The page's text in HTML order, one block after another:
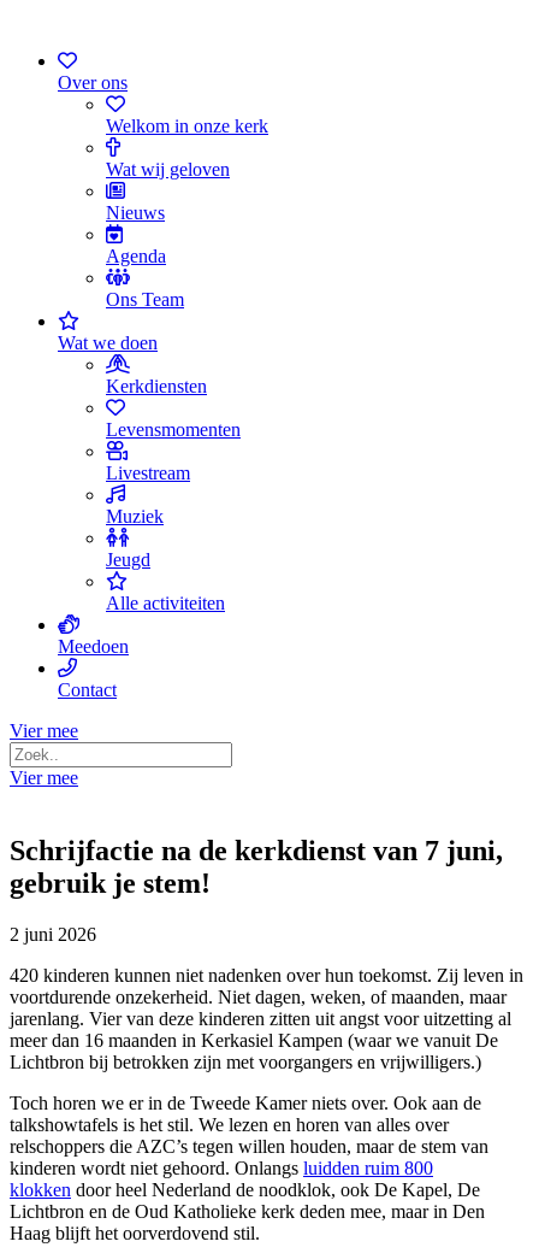
Over ons
Welkom in onze kerk
Wat wij geloven
Nieuws
Agenda
Ons Team
Wat we doen
Kerkdiensten
Levensmomenten
Livestream
Muziek
Jeugd
Alle activiteiten
Meedoen
Contact
Vier mee
Vier mee
Schrijfactie na de kerkdienst van 7 juni,
gebruik je stem!
2 juni 2026
420 kinderen kunnen niet nadenken over hun toekomst. Zij leven in
voortdurende onzekerheid. Niet dagen, weken, of maanden, maar
jarenlang. Vier van deze kinderen zitten uit angst voor uitzetting al
meer dan 16 maanden in Kerkasiel Kampen (waar we vanuit De
Lichtbron bij betrokken zijn met voorgangers en vrijwilligers.)
Toch horen we er in de Tweede Kamer niets over. Ook aan de
talkshowtafels is het stil. We lezen en horen van alles over
relschoppers die AZC’s tegen willen houden, maar de stem van
kinderen wordt niet gehoord. Onlangs luidden ruim 800
klokken door heel Nederland de noodklok, ook De Kapel, De
Lichtbron en de Oud Katholieke kerk deden mee, maar in Den
Haag blijft het oorverdovend stil.